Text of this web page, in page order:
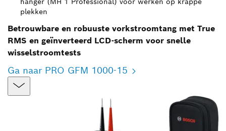
plekken
Betrouwbare en robuuste vorkstroomtang met True
RMS en geïnverteerd LCD-scherm voor snelle
wisselstroomtests
Ga naar PRO GFM 1000-15